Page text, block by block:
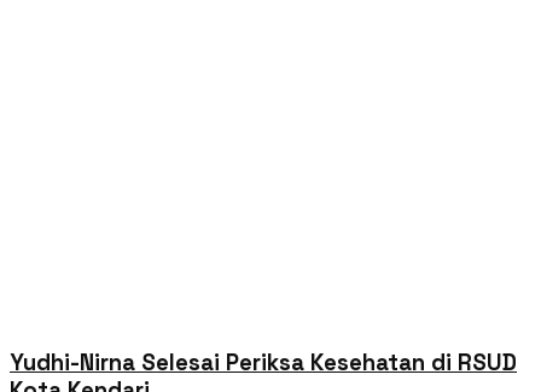
Yudhi-Nirna Selesai Periksa Kesehatan di RSUD